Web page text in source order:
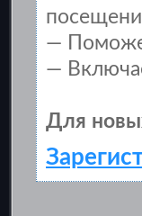
—
—
Для